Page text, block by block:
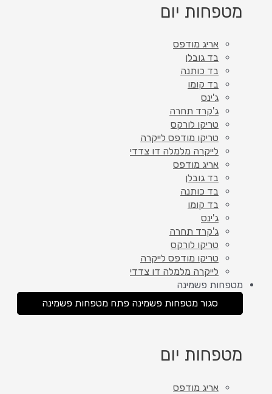
מטפחות יום
אריג מודפס
בד גובלן
בד כותנה
בד קומו
ג'ינס
ג'קרד תחרה
טריקו לורקס
טריקו מודפס לייקרה
לייקרה מלמלה דו צדדי
אריג מודפס
בד גובלן
בד כותנה
בד קומו
ג'ינס
ג'קרד תחרה
טריקו לורקס
טריקו מודפס לייקרה
לייקרה מלמלה דו צדדי
מטפחות פשמינה
סגור מטפחות פשמינה פתח מטפחות פשמינה
מטפחות יום
אריג מודפס